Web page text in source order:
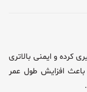
کرده و ایمنی بالاتری
افزایش طول عمر